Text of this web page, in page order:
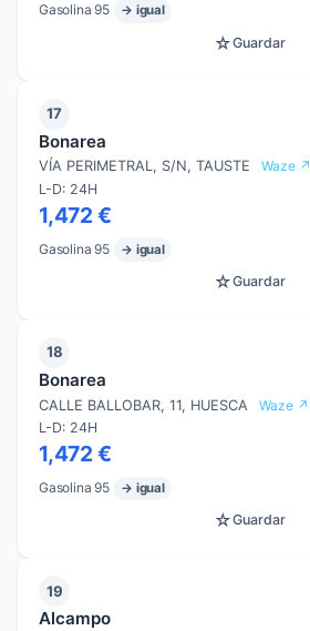
Gasolina 95 → igual
☆Guardar
17
Bonarea
VÍA PERIMETRAL, S/N, TAUSTE Waze ↗
L-D: 24H
1,472 €
Gasolina 95 → igual
☆Guardar
18
Bonarea
CALLE BALLOBAR, 11, HUESCA Waze ↗
L-D: 24H
1,472 €
Gasolina 95 → igual
☆Guardar
19
Alcampo